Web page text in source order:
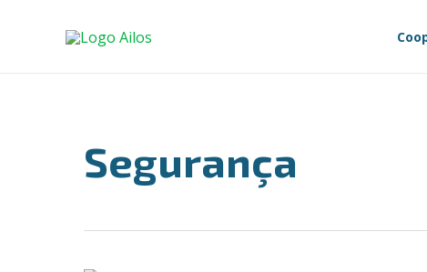
Segurança
de